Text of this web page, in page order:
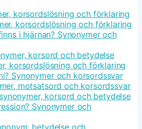
korsordslösning och förklaring
korsordslösning och förklaring
i hjärnan? Synonymer och
korsord och betydelse
korsordslösning och förklaring
Synonymer och korsordssvar
motsatsord och korsordssvar
korsord och betydelse
Synonymer och